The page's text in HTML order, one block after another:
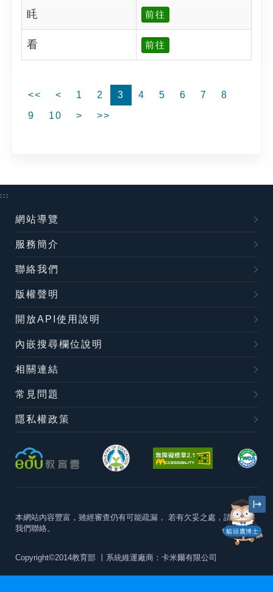
眊 前往
看 前往
<< < 1 2 3 4 5 6 7
8
9
10 > >>
貓頭鷹博士
:::
網站導覽
服務簡介
聯絡我們
版權聲明
開放API使用說明
內嵌搜尋欄位說明
相關連結
常見問題
隱私權政策
本網站內容豐富，雖經審查仍有可能疏漏， 若有欠妥之處，請隨時與
我們聯絡。
Copyright©2014教育部 丨系統維運廠商：卡米爾有限公司